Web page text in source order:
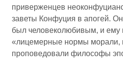
приверженцев
заветы Конфуция в апогей.
был человеколюбивым, и ему
«лицемерные нормы морали,
проповедовали философы